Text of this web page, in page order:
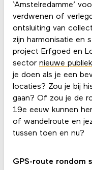
‘Amstelredamme’
verdwenen of
ontsluiting van
zijn harmonisatie en
project Erfgoed en
sector nieuwe
je doen als je een
locaties? Zou je bij
gaan? Of zou je de
19e eeuw kunnen
of wandelroute en
tussen toen en nu?
GPS-route rondom